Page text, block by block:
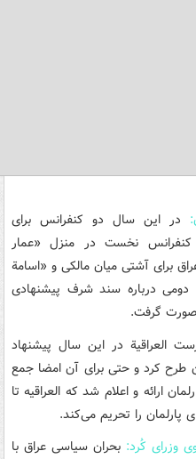
در این سال دو کنفرانس برای
کنفرانس نخست در منزل «عمار
برای آشتی میان مالکی و «اسامة
دومی درباره سند شرف پیشنهادی
صورت گرفت.
العراقیة در این سال پیشنهاد
طرح کرد و حتی برای آن امضا جمع
پارلمان ارائه و اعلام شد که العراقیه تا
را تحریم می‌کند.
وزرای کُرد: بحران سیاسی عراق با